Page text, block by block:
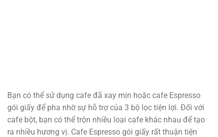
Bạn có thể sử dụng cafe đã xay mịn hoặc cafe Espresso
gói giấy để pha nhờ sự hỗ trợ của 3 bộ lọc tiện lợi. Đối với
cafe bột, bạn có thể trộn nhiều loại cafe khác nhau để tạo
ra nhiều hương vị. Cafe Espresso gói giấy rất thuận tiện